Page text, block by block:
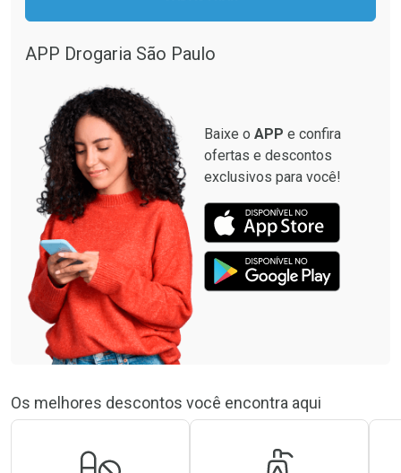
APP Drogaria São Paulo
Baixe o APP e confira
ofertas e descontos
exclusivos para você!
Os melhores descontos você encontra aqui